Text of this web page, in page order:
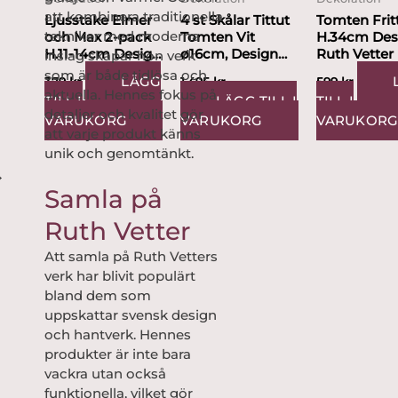
Ljusstake Elmer
och Max 2-pack
H.11-14cm Design
Ruth Vetter
379kr
LÄGG
TILL I
VARUKORG
4 st Skålar Tittut
Tomten Vit
ø16cm, Design
Ruth Vetter
1,495kr
LÄGG TILL I
VARUKORG
Tomten
H.34cm
Ruth Vetter
599kr
TILL I
VARUKORG
att kombinera traditionella
tekniker med moderna
inslag skapar hon verk
som är både tidlösa och
aktuella. Hennes fokus på
detaljer och kvalitet gör
att varje produkt känns
unik och genomtänkt.
Samla på
Ruth Vetter
Att samla på Ruth Vetters
verk har blivit populärt
bland dem som
uppskattar svensk design
och hantverk. Hennes
produkter är inte bara
vackra utan också
funktionella, vilket gör